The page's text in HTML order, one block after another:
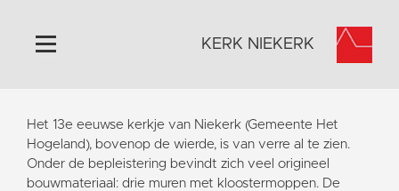
Home
Algemeen
Historie
KERK NIEKERK
Het 13e eeuwse kerkje van Niekerk (Gemeente Het
Hogeland), bovenop de wierde, is van verre al te zien.
Onder de bepleistering bevindt zich veel origineel
bouwmateriaal: drie muren met kloostermoppen. De